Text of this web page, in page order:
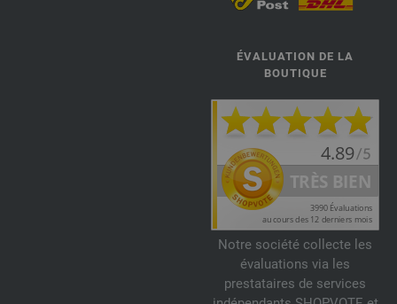
ÉVALUATION DE LA
BOUTIQUE
Notre société collecte les
évaluations via les
prestataires de services